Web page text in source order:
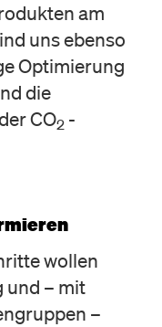
am
uns ebenso
Optimierung
die
CO2-
wollen
und – mit
–